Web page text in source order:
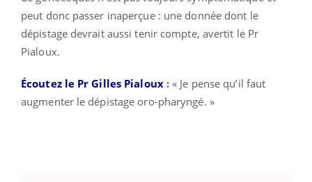
peut donc passer inaperçue : une donnée dont le
dépistage devrait aussi tenir compte, avertit le Pr
Pialoux.
Écoutez le Pr Gilles Pialoux : « Je pense qu’il faut
augmenter le dépistage oro-pharyngé. »